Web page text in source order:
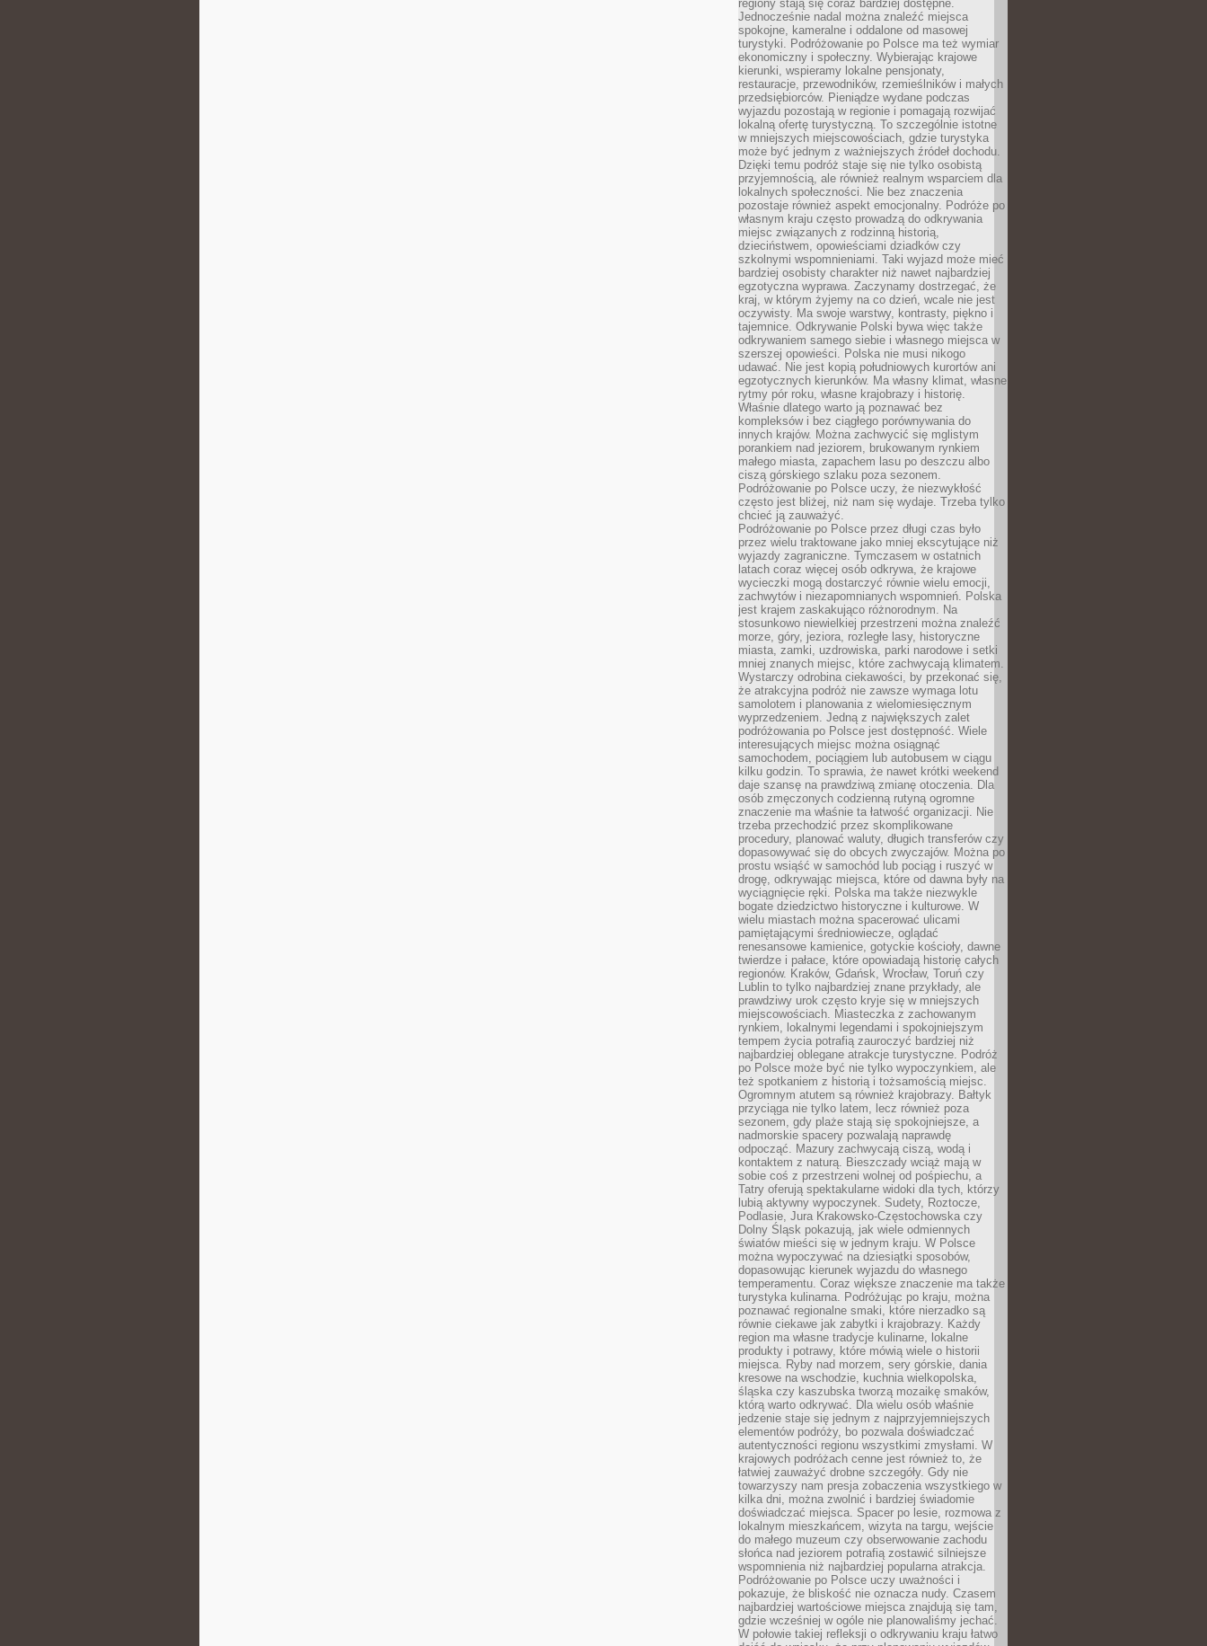
regiony stają się coraz bardziej dostępne.
Jednocześnie nadal można znaleźć miejsca
spokojne, kameralne i oddalone od masowej
turystyki. Podróżowanie po Polsce ma też wymiar
ekonomiczny i społeczny. Wybierając krajowe
kierunki, wspieramy lokalne pensjonaty,
restauracje, przewodników, rzemieślników i małych
przedsiębiorców. Pieniądze wydane podczas
wyjazdu pozostają w regionie i pomagają rozwijać
lokalną ofertę turystyczną. To szczególnie istotne
w mniejszych miejscowościach, gdzie turystyka
może być jednym z ważniejszych źródeł dochodu.
Dzięki temu podróż staje się nie tylko osobistą
przyjemnością, ale również realnym wsparciem dla
lokalnych społeczności. Nie bez znaczenia
pozostaje również aspekt emocjonalny. Podróże po
własnym kraju często prowadzą do odkrywania
miejsc związanych z rodzinną historią,
dzieciństwem, opowieściami dziadków czy
szkolnymi wspomnieniami. Taki wyjazd może mieć
bardziej osobisty charakter niż nawet najbardziej
egzotyczna wyprawa. Zaczynamy dostrzegać, że
kraj, w którym żyjemy na co dzień, wcale nie jest
oczywisty. Ma swoje warstwy, kontrasty, piękno i
tajemnice. Odkrywanie Polski bywa więc także
odkrywaniem samego siebie i własnego miejsca w
szerszej opowieści. Polska nie musi nikogo
udawać. Nie jest kopią południowych kurortów ani
egzotycznych kierunków. Ma własny klimat, własne
rytmy pór roku, własne krajobrazy i historię.
Właśnie dlatego warto ją poznawać bez
kompleksów i bez ciągłego porównywania do
innych krajów. Można zachwycić się mglistym
porankiem nad jeziorem, brukowanym rynkiem
małego miasta, zapachem lasu po deszczu albo
ciszą górskiego szlaku poza sezonem.
Podróżowanie po Polsce uczy, że niezwykłość
często jest bliżej, niż nam się wydaje. Trzeba tylko
chcieć ją zauważyć.
Podróżowanie po Polsce przez długi czas było
przez wielu traktowane jako mniej ekscytujące niż
wyjazdy zagraniczne. Tymczasem w ostatnich
latach coraz więcej osób odkrywa, że krajowe
wycieczki mogą dostarczyć równie wielu emocji,
zachwytów i niezapomnianych wspomnień. Polska
jest krajem zaskakująco różnorodnym. Na
stosunkowo niewielkiej przestrzeni można znaleźć
morze, góry, jeziora, rozległe lasy, historyczne
miasta, zamki, uzdrowiska, parki narodowe i setki
mniej znanych miejsc, które zachwycają klimatem.
Wystarczy odrobina ciekawości, by przekonać się,
że atrakcyjna podróż nie zawsze wymaga lotu
samolotem i planowania z wielomiesięcznym
wyprzedzeniem. Jedną z największych zalet
podróżowania po Polsce jest dostępność. Wiele
interesujących miejsc można osiągnąć
samochodem, pociągiem lub autobusem w ciągu
kilku godzin. To sprawia, że nawet krótki weekend
daje szansę na prawdziwą zmianę otoczenia. Dla
osób zmęczonych codzienną rutyną ogromne
znaczenie ma właśnie ta łatwość organizacji. Nie
trzeba przechodzić przez skomplikowane
procedury, planować waluty, długich transferów czy
dopasowywać się do obcych zwyczajów. Można po
prostu wsiąść w samochód lub pociąg i ruszyć w
drogę, odkrywając miejsca, które od dawna były na
wyciągnięcie ręki. Polska ma także niezwykle
bogate dziedzictwo historyczne i kulturowe. W
wielu miastach można spacerować ulicami
pamiętającymi średniowiecze, oglądać
renesansowe kamienice, gotyckie kościoły, dawne
twierdze i pałace, które opowiadają historię całych
regionów. Kraków, Gdańsk, Wrocław, Toruń czy
Lublin to tylko najbardziej znane przykłady, ale
prawdziwy urok często kryje się w mniejszych
miejscowościach. Miasteczka z zachowanym
rynkiem, lokalnymi legendami i spokojniejszym
tempem życia potrafią zauroczyć bardziej niż
najbardziej oblegane atrakcje turystyczne. Podróż
po Polsce może być nie tylko wypoczynkiem, ale
też spotkaniem z historią i tożsamością miejsc.
Ogromnym atutem są również krajobrazy. Bałtyk
przyciąga nie tylko latem, lecz również poza
sezonem, gdy plaże stają się spokojniejsze, a
nadmorskie spacery pozwalają naprawdę
odpocząć. Mazury zachwycają ciszą, wodą i
kontaktem z naturą. Bieszczady wciąż mają w
sobie coś z przestrzeni wolnej od pośpiechu, a
Tatry oferują spektakularne widoki dla tych, którzy
lubią aktywny wypoczynek. Sudety, Roztocze,
Podlasie, Jura Krakowsko-Częstochowska czy
Dolny Śląsk pokazują, jak wiele odmiennych
światów mieści się w jednym kraju. W Polsce
można wypoczywać na dziesiątki sposobów,
dopasowując kierunek wyjazdu do własnego
temperamentu. Coraz większe znaczenie ma także
turystyka kulinarna. Podróżując po kraju, można
poznawać regionalne smaki, które nierzadko są
równie ciekawe jak zabytki i krajobrazy. Każdy
region ma własne tradycje kulinarne, lokalne
produkty i potrawy, które mówią wiele o historii
miejsca. Ryby nad morzem, sery górskie, dania
kresowe na wschodzie, kuchnia wielkopolska,
śląska czy kaszubska tworzą mozaikę smaków,
którą warto odkrywać. Dla wielu osób właśnie
jedzenie staje się jednym z najprzyjemniejszych
elementów podróży, bo pozwala doświadczać
autentyczności regionu wszystkimi zmysłami. W
krajowych podróżach cenne jest również to, że
łatwiej zauważyć drobne szczegóły. Gdy nie
towarzyszy nam presja zobaczenia wszystkiego w
kilka dni, można zwolnić i bardziej świadomie
doświadczać miejsca. Spacer po lesie, rozmowa z
lokalnym mieszkańcem, wizyta na targu, wejście
do małego muzeum czy obserwowanie zachodu
słońca nad jeziorem potrafią zostawić silniejsze
wspomnienia niż najbardziej popularna atrakcja.
Podróżowanie po Polsce uczy uważności i
pokazuje, że bliskość nie oznacza nudy. Czasem
najbardziej wartościowe miejsca znajdują się tam,
gdzie wcześniej w ogóle nie planowaliśmy jechać.
W połowie takiej refleksji o odkrywaniu kraju łatwo